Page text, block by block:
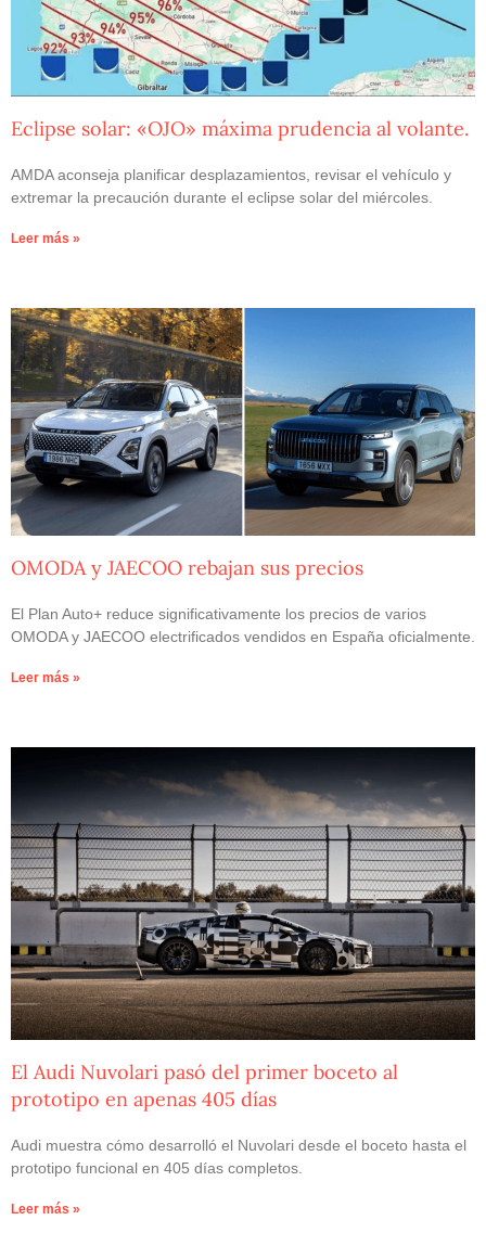
Eclipse solar: «OJO» máxima prudencia al volante.
AMDA aconseja planificar desplazamientos, revisar el vehículo y
extremar la precaución durante el eclipse solar del miércoles.
Leer más »
OMODA y JAECOO rebajan sus precios
El Plan Auto+ reduce significativamente los precios de varios
OMODA y JAECOO electrificados vendidos en España oficialmente.
Leer más »
El Audi Nuvolari pasó del primer boceto al
prototipo en apenas 405 días
Audi muestra cómo desarrolló el Nuvolari desde el boceto hasta el
prototipo funcional en 405 días completos.
Leer más »